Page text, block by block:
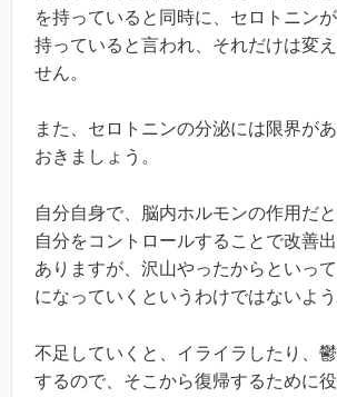
を持っていると同時に、セロトニン
持っていると言われ、それだけは変
せん。
また、セロトニンの分泌には限界が
おきましょう。
自分自身で、脳内ホルモンの作用だ
自分をコントロールすることで改善
ありますが、沢山やったからといっ
になっていくというわけではないよう
不足していくと、イライラしたり、
するので、そこから復帰するために